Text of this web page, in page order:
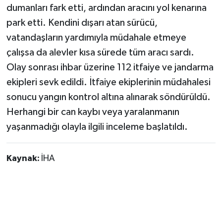
dumanları fark etti, ardından aracını yol kenarına
park etti. Kendini dışarı atan sürücü,
vatandaşların yardımıyla müdahale etmeye
çalışsa da alevler kısa sürede tüm aracı sardı.
Olay sonrası ihbar üzerine 112 itfaiye ve jandarma
ekipleri sevk edildi. İtfaiye ekiplerinin müdahalesi
sonucu yangın kontrol altına alınarak söndürüldü.
Herhangi bir can kaybı veya yaralanmanın
yaşanmadığı olayla ilgili inceleme başlatıldı.
Kaynak: İHA